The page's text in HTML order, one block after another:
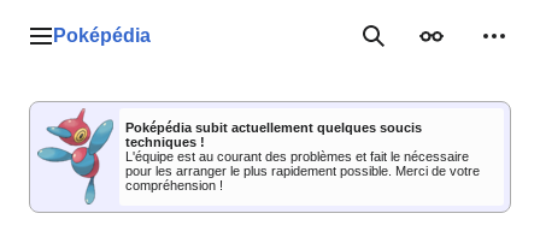
Menu principal
Poképédia RechercherApparence
Poképédia subit actuellement quelques soucis
techniques !
L'équipe est au courant des problèmes et fait le nécessaire
pour les arranger le plus rapidement possible. Merci de votre
compréhension !